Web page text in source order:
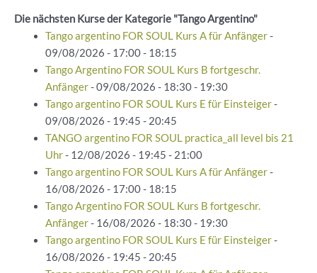
Die nächsten Kurse der Kategorie "Tango Argentino"
Tango argentino FOR SOUL Kurs A für Anfänger-
09/08/2026 - 17:00 - 18:15
Tango Argentino FOR SOUL Kurs B fortgeschr.
Anfänger- 09/08/2026 - 18:30 - 19:30
Tango argentino FOR SOUL Kurs E für Einsteiger-
09/08/2026 - 19:45 - 20:45
TANGO argentino FOR SOUL practica_all level bis 21
Uhr- 12/08/2026 - 19:45 - 21:00
Tango argentino FOR SOUL Kurs A für Anfänger-
16/08/2026 - 17:00 - 18:15
Tango Argentino FOR SOUL Kurs B fortgeschr.
Anfänger- 16/08/2026 - 18:30 - 19:30
Tango argentino FOR SOUL Kurs E für Einsteiger-
16/08/2026 - 19:45 - 20:45